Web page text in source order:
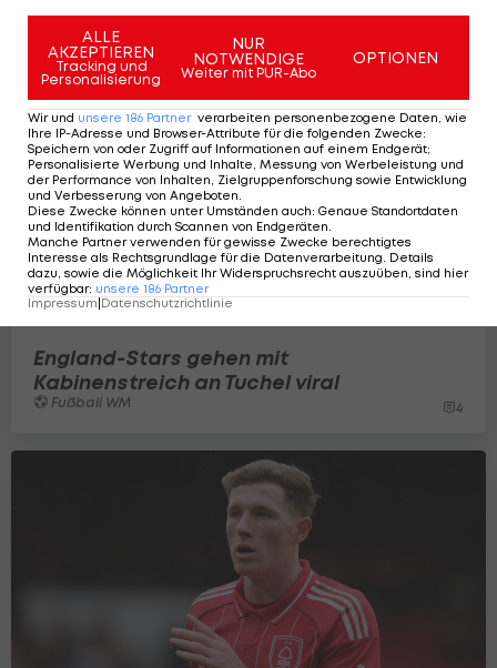
England-Stars gehen mit
Kabinenstreich an Tuchel viral
Fußball WM 4
ALLE
AKZEPTIEREN
Tracking und
Personalisierung
NUR
NOTWENDIGE
Weiter mit PUR-Abo
OPTIONEN
Wir und unsere 186 Partner verarbeiten personenbezogene Daten, wie
Ihre IP-Adresse und Browser-Attribute für die folgenden Zwecke:
Speichern von oder Zugriff auf Informationen auf einem Endgerät;
Personalisierte Werbung und Inhalte, Messung von Werbeleistung und
der Performance von Inhalten, Zielgruppenforschung sowie Entwicklung
und Verbesserung von Angeboten.
Diese Zwecke können unter Umständen auch: Genaue Standortdaten
und Identifikation durch Scannen von Endgeräten.
Manche Partner verwenden für gewisse Zwecke berechtigtes
Interesse als Rechtsgrundlage für die Datenverarbeitung. Details
dazu, sowie die Möglichkeit Ihr Widerspruchsrecht auszuüben, sind hier
verfügbar: unsere 186 Partner
Impressum Datenschutzrichtlinie